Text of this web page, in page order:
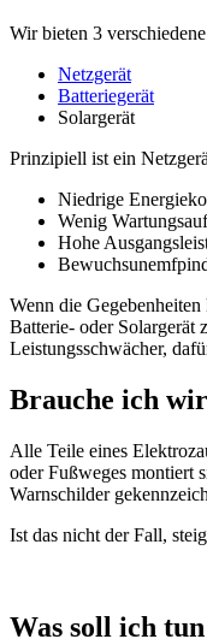
Wir bieten 3
Netzgerät
Batteriegerät
Solargerät
Prinzipiell ist ein
Niedrige
Wenig
Hohe
Wenn die
Batterie- oder Solargerät
Leistungsschwächer,
Brauche ich
Alle Teile eines
oder Fußweges montiert
Warnschilder
Ist das nicht der Fall,
Was soll ich